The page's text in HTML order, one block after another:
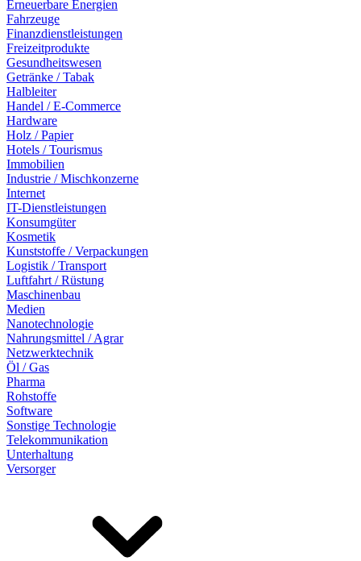
Erneuerbare Energien
Fahrzeuge
Finanzdienstleistungen
Freizeitprodukte
Gesundheitswesen
Getränke / Tabak
Halbleiter
Handel / E-Commerce
Hardware
Holz / Papier
Hotels / Tourismus
Immobilien
Industrie / Mischkonzerne
Internet
IT-Dienstleistungen
Konsumgüter
Kosmetik
Kunststoffe / Verpackungen
Logistik / Transport
Luftfahrt / Rüstung
Maschinenbau
Medien
Nanotechnologie
Nahrungsmittel / Agrar
Netzwerktechnik
Öl / Gas
Pharma
Rohstoffe
Software
Sonstige Technologie
Telekommunikation
Unterhaltung
Versorger